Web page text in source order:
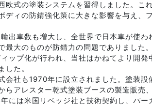
式の塗装システムを習得しました。こ
ィの防錆強化策に大きな影響を与え、
出車数も増大し、全世界で日本車が使わ
大のものが防錆力の問題でありました
ップ化が行われ、当社はかねてより開発
た。
社も1970年に設立されました。塗装設
アレスター乾式塗装ブースの製造販売
には米国リベッジ社と技術契約し、パー